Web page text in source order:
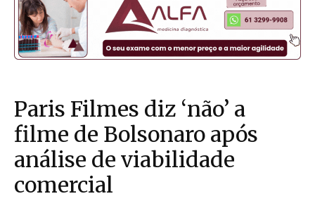
Paris Filmes diz ‘não’ a
filme de Bolsonaro após
análise de viabilidade
comercial